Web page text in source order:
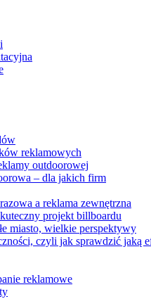
reklamowych
outdoorowej
– dla jakich firm
a reklama zewnętrzna
projekt billboardu
miasto, wielkie perspektywy
czyli jak sprawdzić jaką
reklamowe